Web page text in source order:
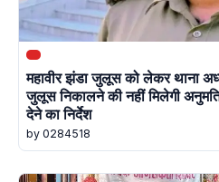
महावीर झंडा जुलूस को लेकर थाना
जुलूस निकालने की नहीं मिलेगी
देने का निर्देश
by 0284518